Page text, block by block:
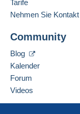
Tarife
Nehmen Sie
Community
Blog
Kalender
Forum
Videos